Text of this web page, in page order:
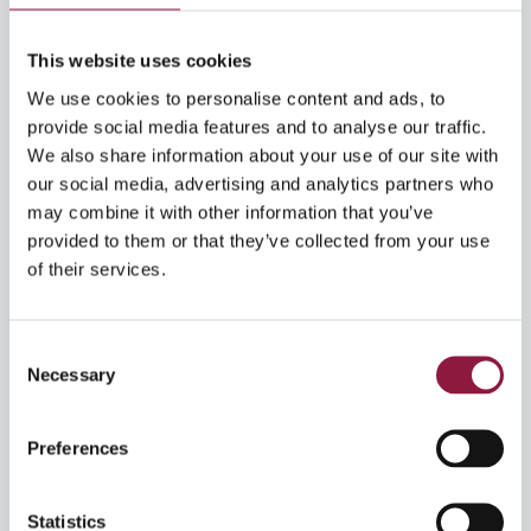
This website uses cookies
We use cookies to personalise content and ads, to
provide social media features and to analyse our traffic.
We also share information about your use of our site with
our social media, advertising and analytics partners who
may combine it with other information that you’ve
provided to them or that they’ve collected from your use
of their services.
Necessary
Preferences
Statistics
mai 26, 2026
virksomhetens digitale hjem